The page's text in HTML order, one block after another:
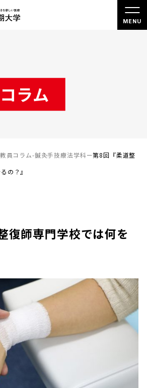
ラム
員コラム-鍼灸手技療法学科ー第8回『柔道整
の？』
復師専門学校では何を